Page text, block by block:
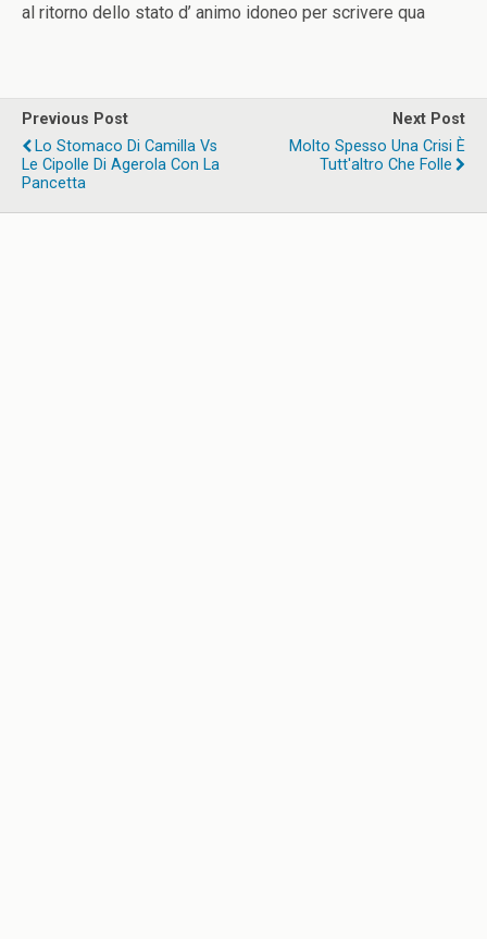
al ritorno dello stato d’ animo idoneo per scrivere qua
Previous Post
Lo Stomaco Di Camilla Vs
Le Cipolle Di Agerola Con La
Pancetta
Next Post
Molto Spesso Una Crisi È
Tutt'altro Che Folle